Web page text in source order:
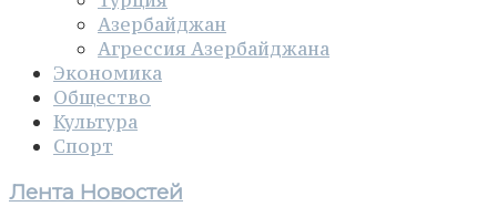
Азербайджан
Агрессия Азербайджана
Экономика
Общество
Культура
Спорт
Лента Новостей